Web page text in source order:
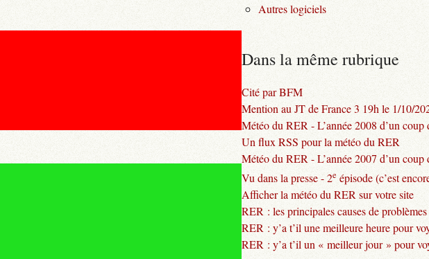
Autres logiciels
Dans la même rubrique
Cité par BFM
Mention au JT de France 3 19h le 1/10/
Météo du RER - L’année 2008 d’un coup
Un flux RSS pour la météo du RER
Météo du RER - L’année 2007 d’un coup
Vu dans la presse - 2e épisode (c’est
Afficher la météo du RER sur votre site
RER : les principales causes de problèmes
RER : y’a t’il une meilleure heure pour
RER : y’a t’il un « meilleur jour » pour